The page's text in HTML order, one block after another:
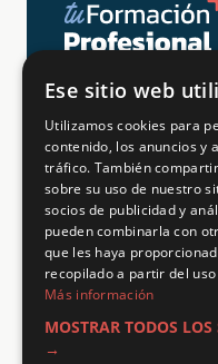
C/ Alameda
Ese sitio web
Utilizamos cookies para
contenido, los anuncios y
tráfico. También
sobre su uso de nuestro
socios de publicidad y
pueden combinarla con
que les haya
recopilado a partir del
Más información
MOSTRAR TODOS LOS
→